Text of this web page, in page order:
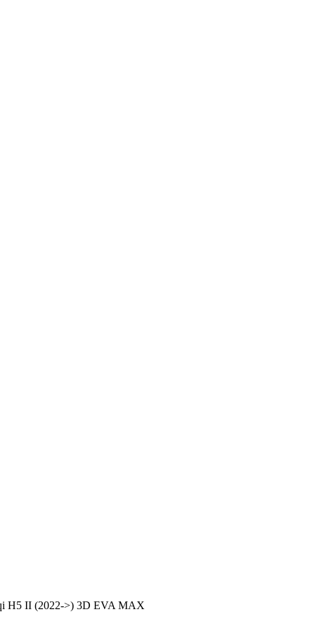
H5 II (2022->) 3D EVA MAX